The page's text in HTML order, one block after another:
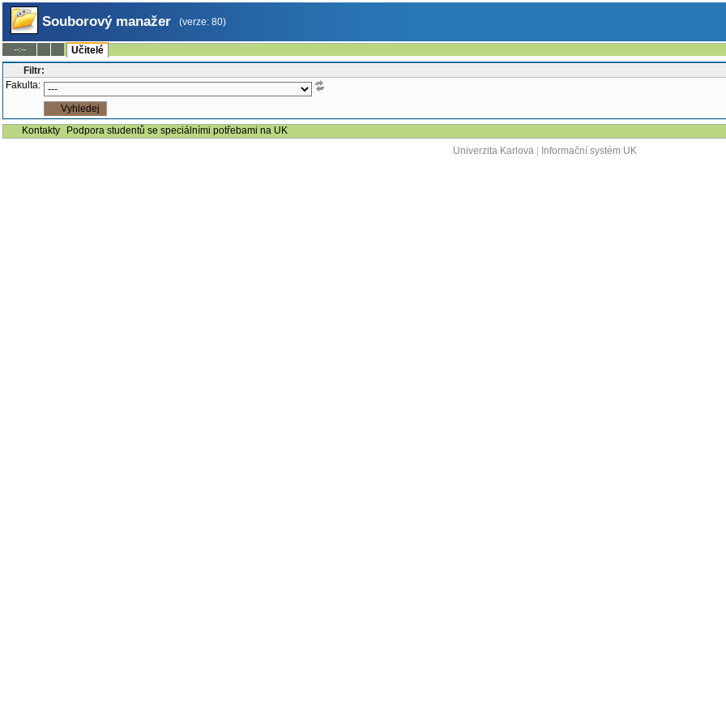
Souborový manažer (verze: 80)
--:--
Učitelé
Filtr:
Fakulta:
Kontakty
Podpora studentů se speciálními potřebami na UK
Univerzita Karlova| Informační systém UK